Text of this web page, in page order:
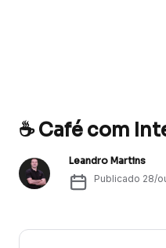
☕ Café com
Leandro Martins
Publicado 28/